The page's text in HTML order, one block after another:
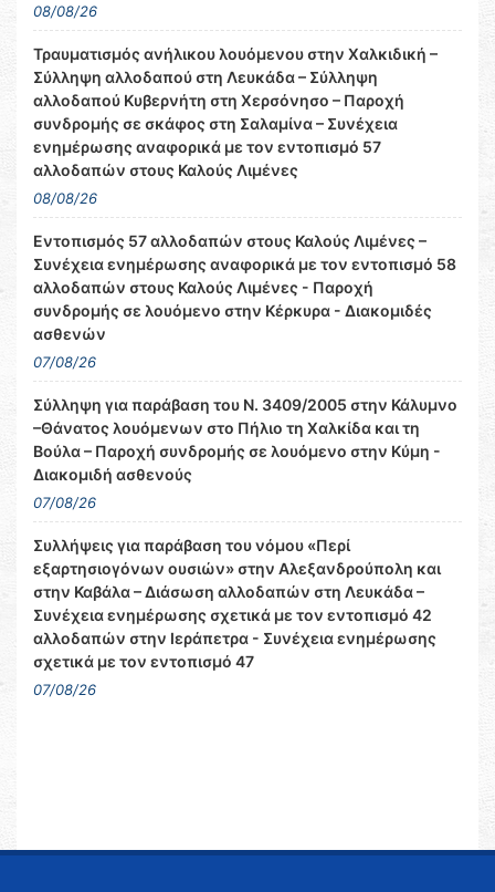
08/08/26
Τραυματισμός ανήλικου λουόμενου στην Χαλκιδική –
Σύλληψη αλλοδαπού στη Λευκάδα – Σύλληψη
αλλοδαπού Κυβερνήτη στη Χερσόνησο – Παροχή
συνδρομής σε σκάφος στη Σαλαμίνα – Συνέχεια
ενημέρωσης αναφορικά με τον εντοπισμό 57
αλλοδαπών στους Καλούς Λιμένες
08/08/26
Εντοπισμός 57 αλλοδαπών στους Καλούς Λιμένες –
Συνέχεια ενημέρωσης αναφορικά με τον εντοπισμό 58
αλλοδαπών στους Καλούς Λιμένες - Παροχή
συνδρομής σε λουόμενο στην Κέρκυρα - Διακομιδές
ασθενών
07/08/26
Σύλληψη για παράβαση του Ν. 3409/2005 στην Κάλυμνο
–Θάνατος λουόμενων στο Πήλιο τη Χαλκίδα και τη
Βούλα – Παροχή συνδρομής σε λουόμενο στην Κύμη -
Διακομιδή ασθενούς
07/08/26
Συλλήψεις για παράβαση του νόμου «Περί
εξαρτησιογόνων ουσιών» στην Αλεξανδρούπολη και
στην Καβάλα – Διάσωση αλλοδαπών στη Λευκάδα –
Συνέχεια ενημέρωσης σχετικά με τον εντοπισμό 42
αλλοδαπών στην Ιεράπετρα - Συνέχεια ενημέρωσης
σχετικά με τον εντοπισμό 47
07/08/26